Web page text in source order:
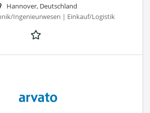
Hannover, Deutschland
Ingenieurwesen | Einkauf/Logistik